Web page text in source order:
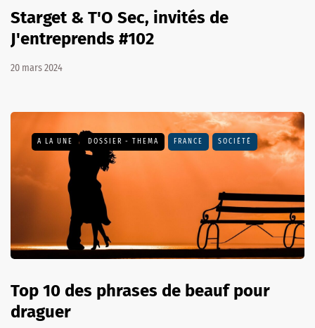
Starget & T'O Sec, invités de
J'entreprends #102
20 mars 2024
A LA UNE DOSSIER - THEMA FRANCE SOCIÉTÉ
Top 10 des phrases de beauf pour
draguer